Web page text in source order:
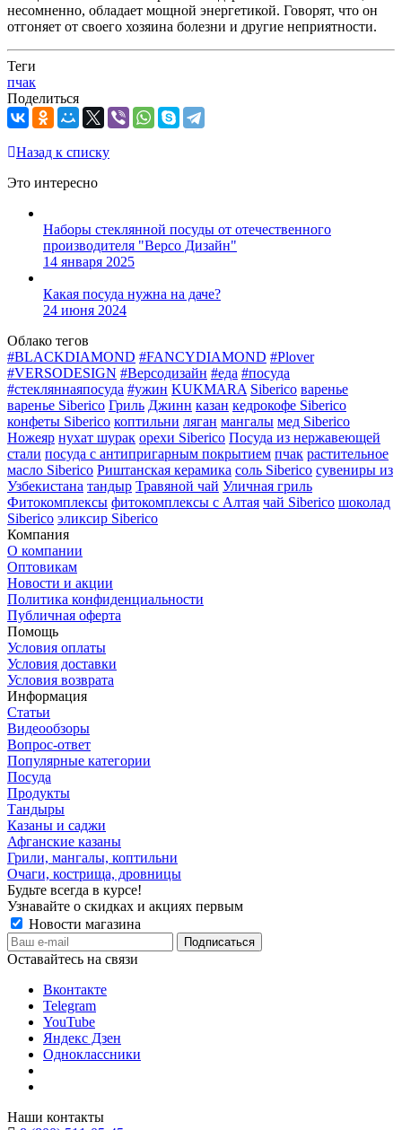
несомненно, обладает мощной энергетикой. Говорят, что он
отгоняет от своего хозяина болезни и другие неприятности.
Теги
пчак
Поделиться
Назад к списку
Это интересно
Наборы стеклянной посуды от отечественного
производителя "Версо Дизайн"
14 января 2025
Какая посуда нужна на даче?
24 июня 2024
Облако тегов
#BLACKDIAMOND #FANCYDIAMOND #Plover
#VERSODESIGN #Версодизайн #еда #посуда
#стекляннаяпосуда #ужин KUKMARA Siberico варенье
варенье Siberico Гриль Джинн казан кедрокофе Siberico
конфеты Siberico коптильни ляган мангалы мед Siberico
Ножеяр нухат шурак орехи Siberico Посуда из нержавеющей
стали посуда с антипригарным покрытием пчак растительное
масло Siberico Риштанская керамика соль Siberico сувениры из
Узбекистана тандыр Травяной чай Уличная гриль
Фитокомплексы фитокомплексы с Алтая чай Siberico шоколад
Siberico эликсир Siberico
Компания
О компании
Оптовикам
Новости и акции
Политика конфиденциальности
Публичная оферта
Помощь
Условия оплаты
Условия доставки
Условия возврата
Информация
Статьи
Видеообзоры
Вопрос-ответ
Популярные категории
Посуда
Продукты
Тандыры
Казаны и саджи
Афганские казаны
Грили, мангалы, коптильни
Очаги, кострища, дровницы
Будьте всегда в курсе!
Узнавайте о скидках и акциях первым
Новости магазина
Оставайтесь на связи
Вконтакте
Telegram
YouTube
Яндекс Дзен
Одноклассники
Наши контакты